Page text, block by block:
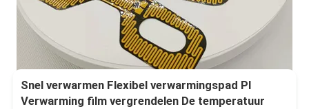
Snel verwarmen Flexibel verwarmingspad PI
Verwarming film vergrendelen De temperatuur